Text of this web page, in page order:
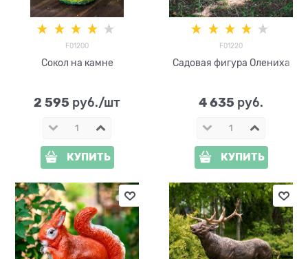
F01200
Сокол на камне
2 595 руб./шт
КУПИТЬ
F01220
Садовая фигура Олениха
4 635 руб.
КУПИТЬ